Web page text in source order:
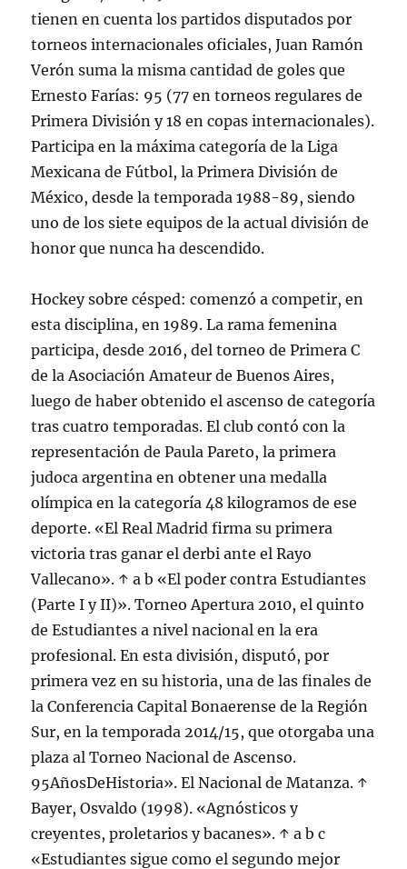
tienen en cuenta los partidos disputados por
torneos internacionales oficiales, Juan Ramón
Verón suma la misma cantidad de goles que
Ernesto Farías: 95 (77 en torneos regulares de
Primera División y 18 en copas internacionales).
Participa en la máxima categoría de la Liga
Mexicana de Fútbol, la Primera División de
México, desde la temporada 1988-89, siendo
uno de los siete equipos de la actual división de
honor que nunca ha descendido.
Hockey sobre césped: comenzó a competir, en
esta disciplina, en 1989. La rama femenina
participa, desde 2016, del torneo de Primera C
de la Asociación Amateur de Buenos Aires,
luego de haber obtenido el ascenso de categoría
tras cuatro temporadas. El club contó con la
representación de Paula Pareto, la primera
judoca argentina en obtener una medalla
olímpica en la categoría 48 kilogramos de ese
deporte. «El Real Madrid firma su primera
victoria tras ganar el derbi ante el Rayo
Vallecano». ↑ a b «El poder contra Estudiantes
(Parte I y II)». Torneo Apertura 2010, el quinto
de Estudiantes a nivel nacional en la era
profesional. En esta división, disputó, por
primera vez en su historia, una de las finales de
la Conferencia Capital Bonaerense de la Región
Sur, en la temporada 2014/15, que otorgaba una
plaza al Torneo Nacional de Ascenso.
95AñosDeHistoria». El Nacional de Matanza. ↑
Bayer, Osvaldo (1998). «Agnósticos y
creyentes, proletarios y bacanes». ↑ a b c
«Estudiantes sigue como el segundo mejor